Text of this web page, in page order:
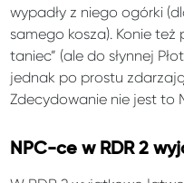
wypadły z niego ogórki
samego kosza). Konie
taniec” (ale do słynnej
jednak po prostu
Zdecydowanie nie jest to
NPC-ce w RDR 2